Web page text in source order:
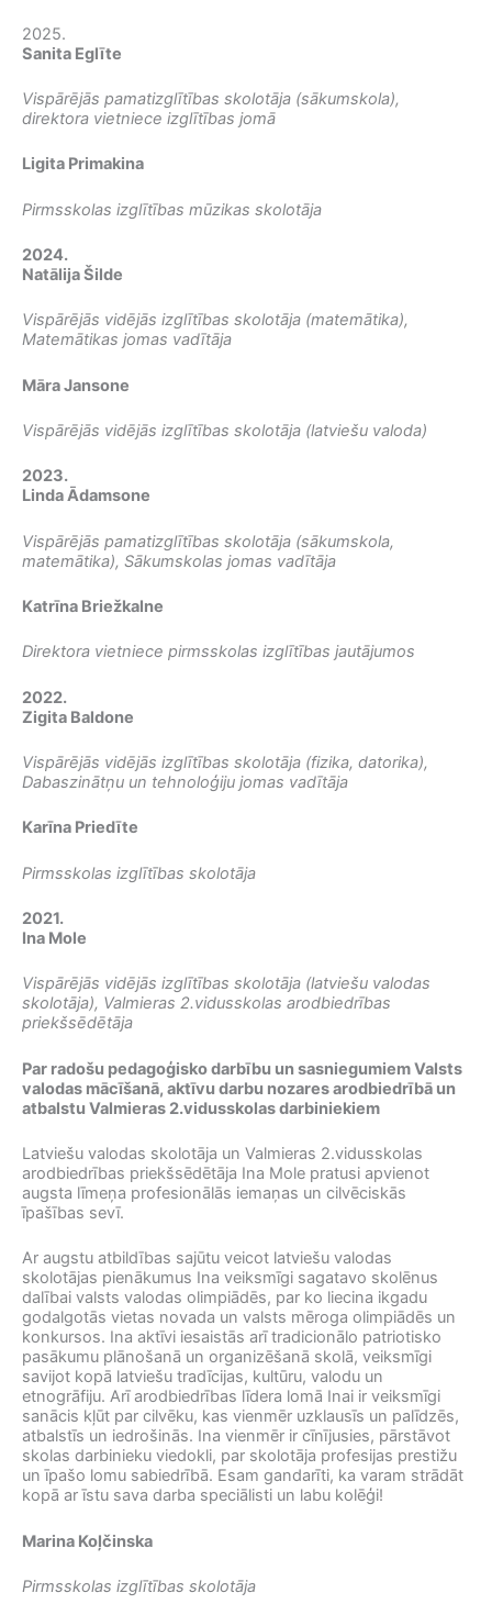
2025.
Sanita Eglīte
Vispārējās pamatizglītības skolotāja (sākumskola),
direktora vietniece izglītības jomā
Ligita Primakina
Pirmsskolas izglītības mūzikas skolotāja
2024.
Natālija Šilde
Vispārējās vidējās izglītības skolotāja (matemātika),
Matemātikas jomas vadītāja
Māra Jansone
Vispārējās vidējās izglītības skolotāja (latviešu valoda)
2023.
Linda Ādamsone
Vispārējās pamatizglītības skolotāja (sākumskola,
matemātika), Sākumskolas jomas vadītāja
Katrīna Briežkalne
Direktora vietniece pirmsskolas izglītības jautājumos
2022.
Zigita Baldone
Vispārējās vidējās izglītības skolotāja (fizika, datorika),
Dabaszinātņu un tehnoloģiju jomas vadītāja
Karīna Priedīte
Pirmsskolas izglītības skolotāja
2021.
Ina Mole
Vispārējās vidējās izglītības skolotāja (latviešu valodas
skolotāja), Valmieras 2.vidusskolas arodbiedrības
priekšsēdētāja
Par radošu pedagoģisko darbību un sasniegumiem Valsts
valodas mācīšanā, aktīvu darbu nozares arodbiedrībā un
atbalstu Valmieras 2.vidusskolas darbiniekiem
Latviešu valodas skolotāja un Valmieras 2.vidusskolas
arodbiedrības priekšsēdētāja Ina Mole pratusi apvienot
augsta līmeņa profesionālās iemaņas un cilvēciskās
īpašības sevī.
Ar augstu atbildības sajūtu veicot latviešu valodas
skolotājas pienākumus Ina veiksmīgi sagatavo skolēnus
dalībai valsts valodas olimpiādēs, par ko liecina ikgadu
godalgotās vietas novada un valsts mēroga olimpiādēs un
konkursos. Ina aktīvi iesaistās arī tradicionālo patriotisko
pasākumu plānošanā un organizēšanā skolā, veiksmīgi
savijot kopā latviešu tradīcijas, kultūru, valodu un
etnogrāfiju. Arī arodbiedrības līdera lomā Inai ir veiksmīgi
sanācis kļūt par cilvēku, kas vienmēr uzklausīs un palīdzēs,
atbalstīs un iedrošinās. Ina vienmēr ir cīnījusies, pārstāvot
skolas darbinieku viedokli, par skolotāja profesijas prestižu
un īpašo lomu sabiedrībā. Esam gandarīti, ka varam strādāt
kopā ar īstu sava darba speciālisti un labu kolēģi!
Marina Koļčinska
Pirmsskolas izglītības skolotāja